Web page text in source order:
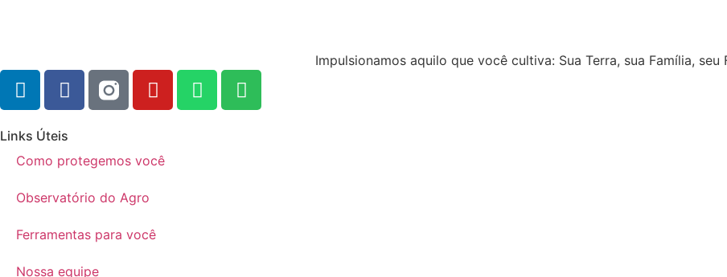
Impulsionamos aquilo que você cultiva: Sua Terra, sua Família, seu
Links Úteis
Como protegemos você
Observatório do Agro
Ferramentas para você
Nossa equipe